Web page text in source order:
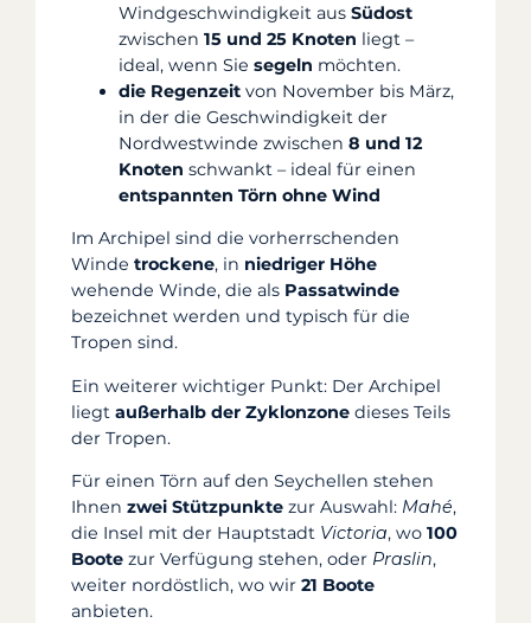
Windgeschwindigkeit aus Südost
zwischen 15 und 25 Knoten liegt –
ideal, wenn Sie segeln möchten.
die Regenzeit von November bis März,
in der die Geschwindigkeit der
Nordwestwinde zwischen 8 und 12
Knoten schwankt – ideal für einen
entspannten Törn ohne Wind
Im Archipel sind die vorherrschenden
Winde trockene, in niedriger Höhe
wehende Winde, die als Passatwinde
bezeichnet werden und typisch für die
Tropen sind.
Ein weiterer wichtiger Punkt: Der Archipel
liegt außerhalb der Zyklonzone dieses Teils
der Tropen.
Für einen Törn auf den Seychellen stehen
Ihnen zwei Stützpunkte zur Auswahl: Mahé,
die Insel mit der Hauptstadt Victoria, wo 100
Boote zur Verfügung stehen, oder Praslin,
weiter nordöstlich, wo wir 21 Boote
anbieten.